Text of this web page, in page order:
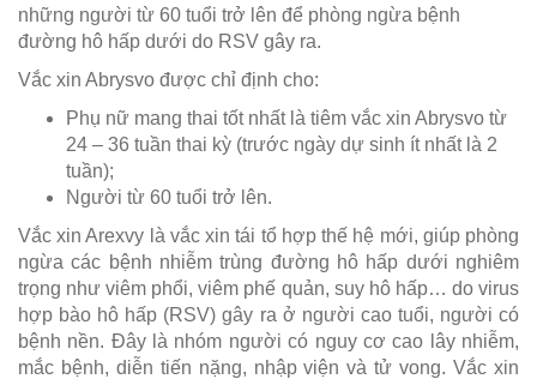
những người từ 60 tuổi trở lên để phòng ngừa bệnh
đường hô hấp dưới do RSV gây ra.
Vắc xin Abrysvo được chỉ định cho:
Phụ nữ mang thai tốt nhất là tiêm vắc xin Abrysvo từ
24 – 36 tuần thai kỳ (trước ngày dự sinh ít nhất là 2
tuần);
Người từ 60 tuổi trở lên.
Vắc xin Arexvy là vắc xin tái tổ hợp thế hệ mới, giúp phòng
ngừa các bệnh nhiễm trùng đường hô hấp dưới nghiêm
trọng như viêm phổi, viêm phế quản, suy hô hấp… do virus
hợp bào hô hấp (RSV) gây ra ở người cao tuổi, người có
bệnh nền. Đây là nhóm người có nguy cơ cao lây nhiễm,
mắc bệnh, diễn tiến nặng, nhập viện và tử vong. Vắc xin